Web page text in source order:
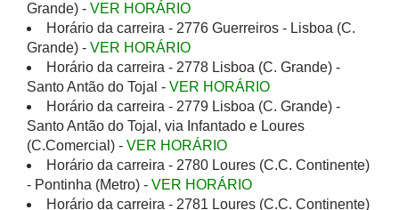
Grande) - VER HORÁRIO
Horário da carreira - 2776 Guerreiros - Lisboa (C.
Grande) - VER HORÁRIO
Horário da carreira - 2778 Lisboa (C. Grande) -
Santo Antão do Tojal - VER HORÁRIO
Horário da carreira - 2779 Lisboa (C. Grande) -
Santo Antão do Tojal, via Infantado e Loures
(C.Comercial) - VER HORÁRIO
Horário da carreira - 2780 Loures (C.C. Continente)
- Pontinha (Metro) - VER HORÁRIO
Horário da carreira - 2781 Loures (C.C. Continente)